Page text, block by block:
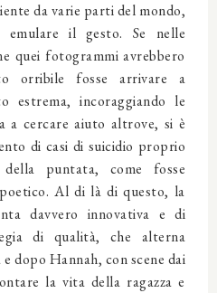
da varie parti del mondo,
emulare il gesto. Se nelle
quei fotogrammi avrebbero
orribile fosse arrivare a
estrema, incoraggiando le
a cercare aiuto altrove, si è
di casi di suicidio proprio
puntata, come fosse
Al di là di questo, la
davvero innovativa e di
di qualità, che alterna
dopo Hannah, con scene dai
la vita della ragazza e